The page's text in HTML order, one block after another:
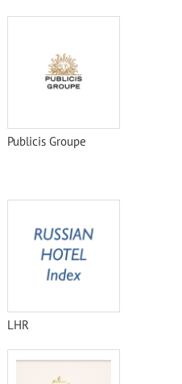
Publicis Groupe
LHR